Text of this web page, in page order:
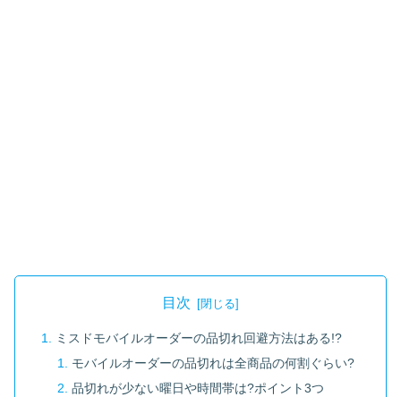
目次
ミスドモバイルオーダーの品切れ回避方法はある!?
モバイルオーダーの品切れは全商品の何割ぐらい?
品切れが少ない曜日や時間帯は?ポイント3つ